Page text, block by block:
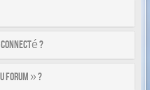
?
forum » ?